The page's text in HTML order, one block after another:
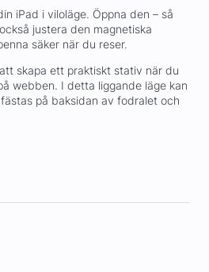
iPad i viloläge. Öppna den – så
justera den magnetiska
säker när du reser.
skapa ett praktiskt stativ när du
webben. I detta liggande läge kan
på baksidan av fodralet och